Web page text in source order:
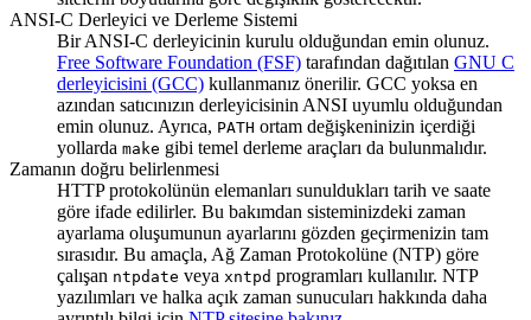
ANSI-C Derleyici ve Derleme Sistemi
Bir ANSI-C derleyicinin kurulu olduğundan emin olunuz.
Free Software Foundation (FSF) tarafından dağıtılan GNU C
derleyicisini (GCC) kullanmanız önerilir. GCC yoksa en
azından satıcınızın derleyicisinin ANSI uyumlu olduğundan
emin olunuz. Ayrıca, PATH ortam değişkeninizin içerdiği
yollarda make gibi temel derleme araçları da bulunmalıdır.
Zamanın doğru belirlenmesi
HTTP protokolünün elemanları sunuldukları tarih ve saate
göre ifade edilirler. Bu bakımdan sisteminizdeki zaman
ayarlama oluşumunun ayarlarını gözden geçirmenizin tam
sırasıdır. Bu amaçla, Ağ Zaman Protokolüne (NTP) göre
çalışan ntpdate veya xntpd programları kullanılır. NTP
yazılımları ve halka açık zaman sunucuları hakkında daha